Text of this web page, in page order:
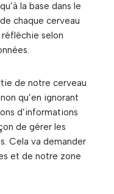
la base dans le
chaque cerveau
selon
de notre cerveau
qu’en ignorant
d’informations
de gérer les
Cela va demander
et de notre zone